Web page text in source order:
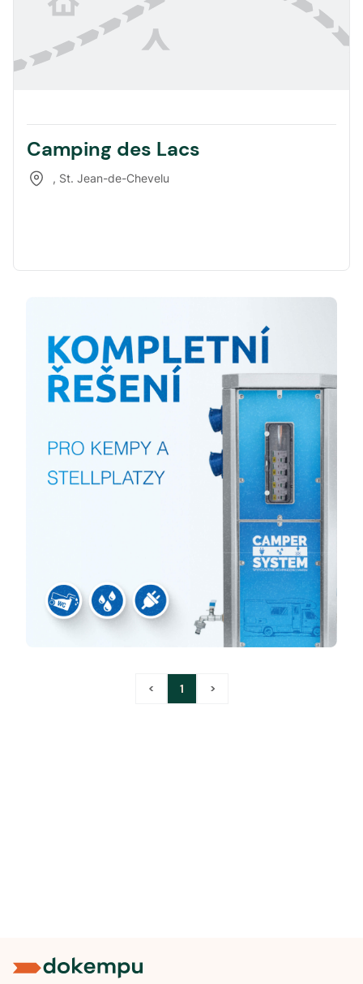
Camping des Lacs
, St. Jean-de-Chevelu
< 1 >